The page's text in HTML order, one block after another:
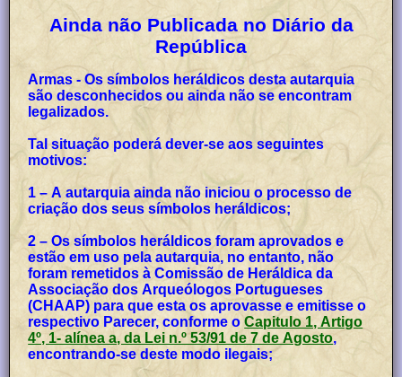
Ainda não Publicada no Diário da
República
Armas - Os símbolos heráldicos desta autarquia
são desconhecidos ou ainda não se encontram
legalizados.
Tal situação poderá dever-se aos seguintes
motivos:
1 – A autarquia ainda não iniciou o processo de
criação dos seus símbolos heráldicos;
2 – Os símbolos heráldicos foram aprovados e
estão em uso pela autarquia, no entanto, não
foram remetidos à Comissão de Heráldica da
Associação dos Arqueólogos Portugueses
(CHAAP) para que esta os aprovasse e emitisse o
respectivo Parecer, conforme oCapitulo 1, Artigo
4º, 1- alínea a, da Lei n.º 53/91 de 7 de Agosto,
encontrando-se deste modo ilegais;